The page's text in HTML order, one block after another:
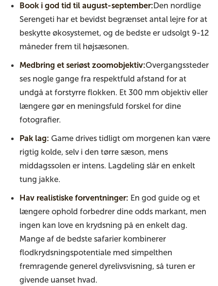
Book i god tid til august-september:Den nordlige
Serengeti har et bevidst begrænset antal lejre for at
beskytte økosystemet, og de bedste er udsolgt 9-12
måneder frem til højsæsonen.
Medbring et seriøst zoomobjektiv:Overgangssteder
ses nogle gange fra respektfuld afstand for at
undgå at forstyrre flokken. Et 300 mm objektiv eller
længere gør en meningsfuld forskel for dine
fotografier.
Pak lag: Game drives tidligt om morgenen kan være
rigtig kolde, selv i den tørre sæson, mens
middagssolen er intens. Lagdeling slår en enkelt
tung jakke.
Hav realistiske forventninger: En god guide og et
længere ophold forbedrer dine odds markant, men
ingen kan love en krydsning på en enkelt dag.
Mange af de bedste safarier kombinerer
flodkrydsningspotentiale med simpelthen
fremragende generel dyrelivsvisning, så turen er
givende uanset hvad.